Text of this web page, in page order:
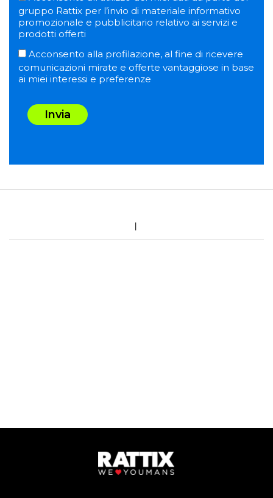
gruppo Rattix per l’invio di materiale informativo
promozionale e pubblicitario relativo ai servizi e
prodotti offerti
Acconsento alla profilazione, al fine di ricevere
comunicazioni mirate e offerte vantaggiose in base
ai miei interessi e preferenze
Invia